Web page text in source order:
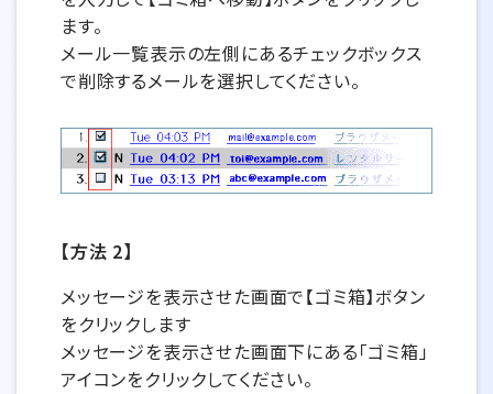
ます。
メール一覧表示の左側にあるチェックボックス
で削除するメールを選択してください。
【方法 2】
メッセージを表示させた画面で【ゴミ箱】ボタン
をクリックします
メッセージを表示させた画面下にある「ゴミ箱」
アイコンをクリックしてください。